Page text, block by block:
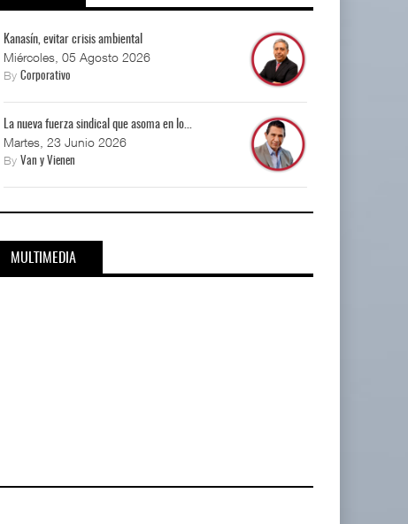
Kanasín, evitar crisis ambiental
Miércoles, 05 Agosto 2026
ByCorporativo
La nueva fuerza sindical que asoma en lo...
Martes, 23 Junio 2026
ByVan y Vienen
MULTIMEDIA